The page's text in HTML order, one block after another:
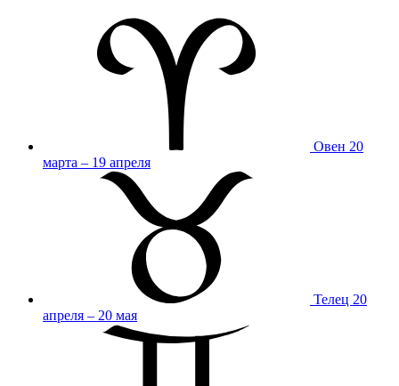
Овен 20
марта – 19 апреля
Телец 20
апреля – 20 мая